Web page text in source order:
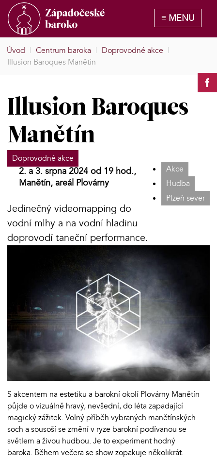
Úvod | Centrum baroka | Doprovodné akce |
Illusion Baroques Manětín
Illusion Baroques
Manětín
Doprovodné akce
Akce
Hudba
Plzeň sever
2. a 3. srpna 2024 od 19 hod.,
Manětín, areál Plovárny
Jedinečný videomapping do
vodní mlhy a na vodní hladinu
doprovodí taneční performance.
S akcentem na estetiku a barokní okolí Plovárny Manětín
půjde o vizuálně hravý, nevšední, do léta zapadající
magický zážitek. Volný příběh vybraných manětínských
soch a sousoší se změní v ryze barokní podívanou se
světlem a živou hudbou. Je to experiment hodný
baroka. Během večera se show zopakuje několikrát.